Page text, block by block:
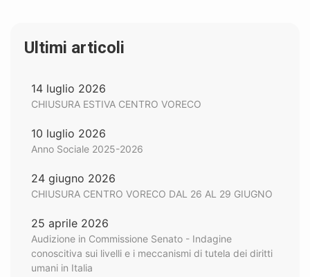
Ultimi articoli
14 luglio 2026
CHIUSURA ESTIVA CENTRO VORECO
10 luglio 2026
Anno Sociale 2025-2026
24 giugno 2026
CHIUSURA CENTRO VORECO DAL 26 AL 29 GIUGNO
25 aprile 2026
Audizione in Commissione Senato - Indagine
conoscitiva sui livelli e i meccanismi di tutela dei diritti
umani in Italia